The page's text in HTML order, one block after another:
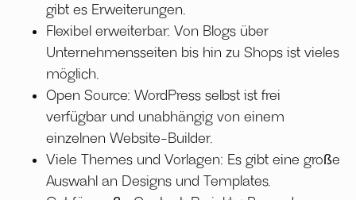
gibt es Erweiterungen.
Flexibel erweiterbar: Von Blogs über
Unternehmensseiten bis hin zu Shops ist vieles
möglich.
Open Source: WordPress selbst ist frei
verfügbar und unabhängig von einem
einzelnen Website-Builder.
Viele Themes und Vorlagen: Es gibt eine große
Auswahl an Designs und Templates.